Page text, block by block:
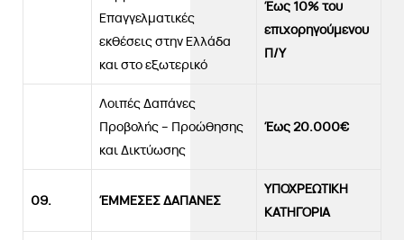
Επαγγελματικές
εκθέσεις στην Ελλάδα
και στο εξωτερικό
Έως 10% του
επιχορηγούμενου
Π/Υ
Λοιπές Δαπάνες
Προβολής – Προώθησης
και Δικτύωσης
Έως 20.000€
09. ΈΜΜΕΣΕΣ ΔΑΠΑΝΕΣ
ΥΠΟΧΡΕΩΤΙΚΗ
ΚΑΤΗΓΟΡΙΑ